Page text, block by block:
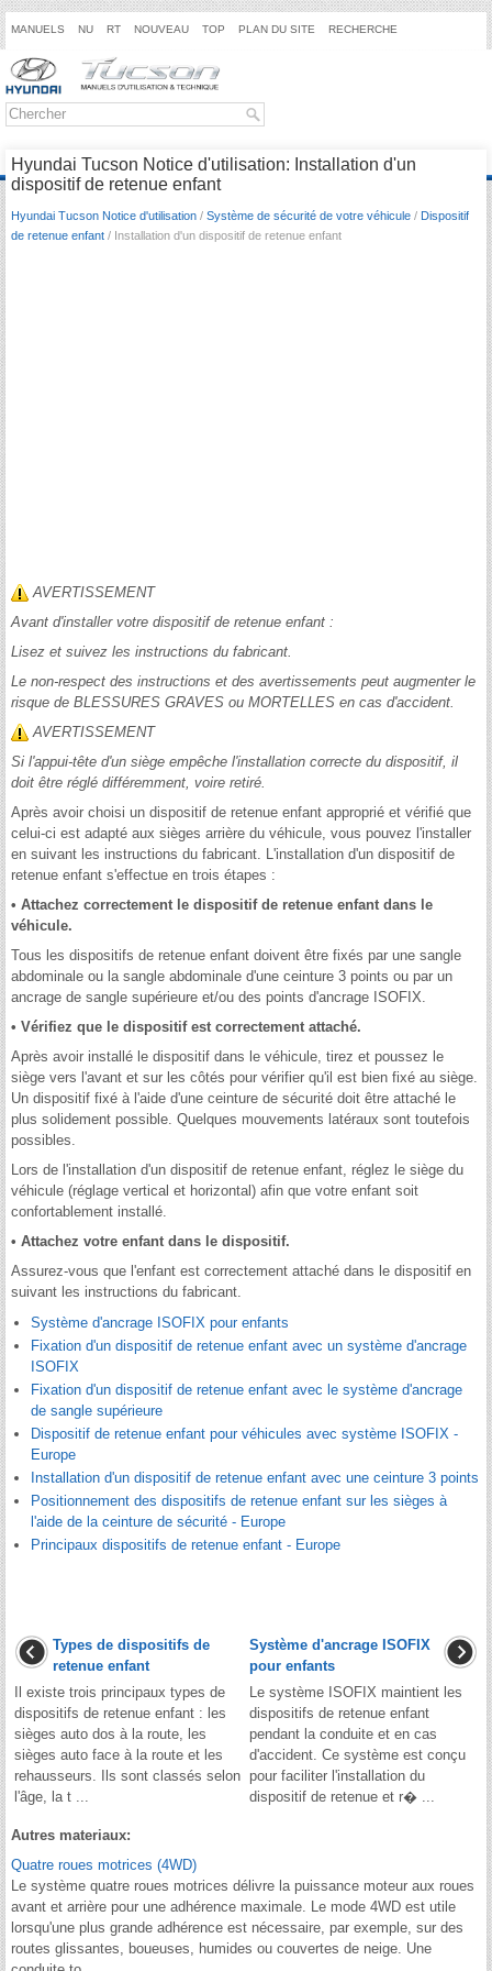
MANUELS NU RT NOUVEAU TOP PLAN DU SITE RECHERCHE
Hyundai Tucson Notice d'utilisation: Installation d'un
dispositif de retenue enfant
Hyundai Tucson Notice d'utilisation / Système de sécurité de votre véhicule / Dispositif
de retenue enfant / Installation d'un dispositif de retenue enfant
AVERTISSEMENT
Avant d'installer votre dispositif de retenue enfant :
Lisez et suivez les instructions du fabricant.
Le non-respect des instructions et des avertissements peut augmenter le
risque de BLESSURES GRAVES ou MORTELLES en cas d'accident.
AVERTISSEMENT
Si l'appui-tête d'un siège empêche l'installation correcte du dispositif, il
doit être réglé différemment, voire retiré.
Après avoir choisi un dispositif de retenue enfant approprié et vérifié que
celui-ci est adapté aux sièges arrière du véhicule, vous pouvez l'installer
en suivant les instructions du fabricant. L'installation d'un dispositif de
retenue enfant s'effectue en trois étapes :
• Attachez correctement le dispositif de retenue enfant dans le
véhicule.
Tous les dispositifs de retenue enfant doivent être fixés par une sangle
abdominale ou la sangle abdominale d'une ceinture 3 points ou par un
ancrage de sangle supérieure et/ou des points d'ancrage ISOFIX.
• Vérifiez que le dispositif est correctement attaché.
Après avoir installé le dispositif dans le véhicule, tirez et poussez le
siège vers l'avant et sur les côtés pour vérifier qu'il est bien fixé au siège.
Un dispositif fixé à l'aide d'une ceinture de sécurité doit être attaché le
plus solidement possible. Quelques mouvements latéraux sont toutefois
possibles.
Lors de l'installation d'un dispositif de retenue enfant, réglez le siège du
véhicule (réglage vertical et horizontal) afin que votre enfant soit
confortablement installé.
• Attachez votre enfant dans le dispositif.
Assurez-vous que l'enfant est correctement attaché dans le dispositif en
suivant les instructions du fabricant.
Système d'ancrage ISOFIX pour enfants
Fixation d'un dispositif de retenue enfant avec un système d'ancrage
ISOFIX
Fixation d'un dispositif de retenue enfant avec le système d'ancrage
de sangle supérieure
Dispositif de retenue enfant pour véhicules avec système ISOFIX -
Europe
Installation d'un dispositif de retenue enfant avec une ceinture 3 points
Positionnement des dispositifs de retenue enfant sur les sièges à
l'aide de la ceinture de sécurité - Europe
Principaux dispositifs de retenue enfant - Europe
Types de dispositifs de
retenue enfant
Il existe trois principaux types de
dispositifs de retenue enfant : les
sièges auto dos à la route, les
sièges auto face à la route et les
rehausseurs. Ils sont classés selon
l'âge, la t ...
Système d'ancrage ISOFIX
pour enfants
Le système ISOFIX maintient les
dispositifs de retenue enfant
pendant la conduite et en cas
d'accident. Ce système est conçu
pour faciliter l'installation du
dispositif de retenue et r� ...
Autres materiaux:
Quatre roues motrices (4WD)
Le système quatre roues motrices délivre la puissance moteur aux roues
avant et arrière pour une adhérence maximale. Le mode 4WD est utile
lorsqu'une plus grande adhérence est nécessaire, par exemple, sur des
routes glissantes, boueuses, humides ou couvertes de neige. Une